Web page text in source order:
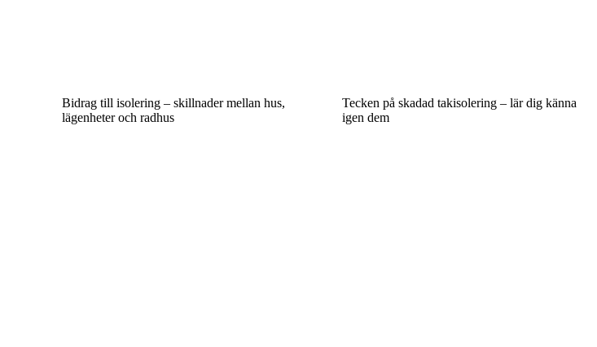
Bidrag till isolering – skillnader mellan hus,
lägenheter och radhus
Tecken på skadad takisolering – lär dig känna
igen dem